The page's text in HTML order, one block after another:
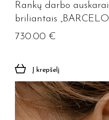
Rankų darbo
briliantais
730.00 €
Į krepšelį